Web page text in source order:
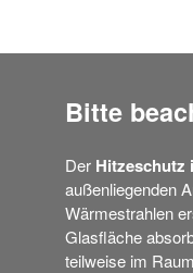
Bitte
Der Hitzeschutz
außenliegenden
Wärmestrahlen
Glasfläche
teilweise im